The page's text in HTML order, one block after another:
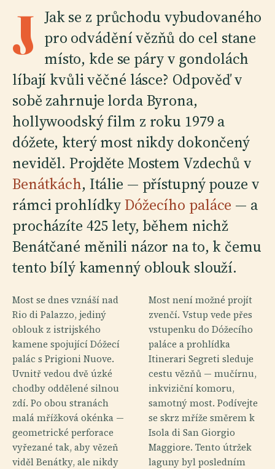
J Jak se z průchodu vybudovaného
pro odvádění vězňů do cel stane
místo, kde se páry v gondolách
líbají kvůli věčné lásce? Odpověď v
sobě zahrnuje lorda Byrona,
hollywoodský film z roku 1979 a
dóžete, který most nikdy dokončený
neviděl. Projděte Mostem Vzdechů v
Benátkách, Itálie — přístupný pouze v
rámci prohlídkyDóžecího paláce — a
procházíte 425 lety, během nichž
Benátčané měnili názor na to, k čemu
tento bílý kamenný oblouk slouží.
Most se dnes vznáší nad
Rio di Palazzo, jediný
oblouk z istrijského
kamene spojující Dóžecí
palác s Prigioni Nuove.
Uvnitř vedou dvě úzké
chodby oddělené silnou
zdí. Po obou stranách
malá mřížková okénka —
geometrické perforace
vyřezané tak, aby vězeň
viděl Benátky, ale nikdy
Most není možné projít
zvenčí. Vstup vede přes
vstupenku do Dóžecího
paláce a prohlídka
Itinerari Segreti sleduje
cestu vězňů — mučírnu,
inkviziční komoru,
samotný most. Podívejte
se skrz mříže směrem k
Isola di San Giorgio
Maggiore. Tento útržek
laguny byl posledním